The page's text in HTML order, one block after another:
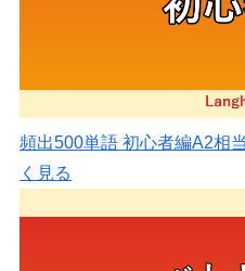
頻出500単語 初心者編A2相
く見る